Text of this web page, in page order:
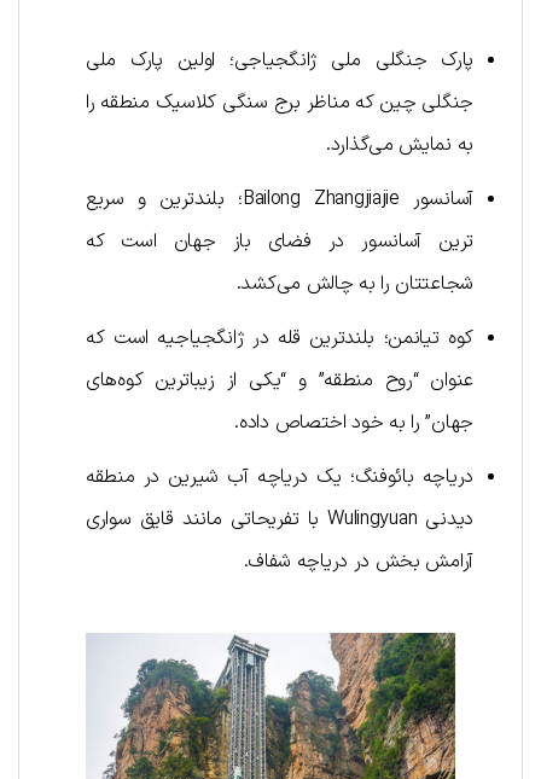
پارک جنگلی ملی ژانگجیاجی؛ اولین پارک ملی
جنگلی چین که مناظر برج سنگی کلاسیک منطقه را
به نمایش می‌گذارد.
آسانسور Bailong Zhangjiajie؛ بلندترین و سریع
ترین آسانسور در فضای باز جهان است که
شجاعتتان را به چالش می‌کشد.
کوه تیانمن؛ بلندترین قله در ژانگجیاجیه است که
عنوان “روح منطقه” و “یکی از زیباترین کوه‌های
جهان” را به خود اختصاص داده.
دریاچه بائوفنگ؛ یک دریاچه آب شیرین در منطقه
دیدنی Wulingyuan با تفریحاتی مانند قایق سواری
آرامش بخش در دریاچه شفاف.